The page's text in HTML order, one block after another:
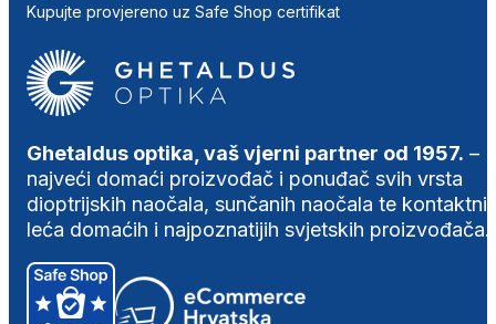
Kupujte provjereno uz Safe Shop certifikat
Ghetaldus optika, vaš vjerni partner od 1957. –
najveći domaći proizvođač i ponuđač svih vrsta
dioptrijskih naočala, sunčanih naočala te
leća domaćih i najpoznatijih svjetskih proizvođača.